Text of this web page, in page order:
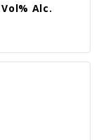
Alc.